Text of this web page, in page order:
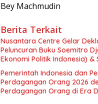
Bey Machmudin
Berita Terkait
Nusantara Centre Gelar
Peluncuran Buku Soemitro
Ekonomi Politik Indonesia) &
Perekonomian Nasional
Indonesia Emas 2045”,
Pemerintah Indonesia dan
Perdagangan Orang 2026
Perdagangan Orang di Era